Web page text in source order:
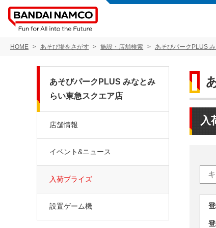
HOME あそび場をさがす 施設・店舗検索 あそびパークPLUS
入
あそびパークPLUS みなとみ
らい東急スクエア店
店舗情報
イベント&ニュース
入荷プライズ
設置ゲーム機